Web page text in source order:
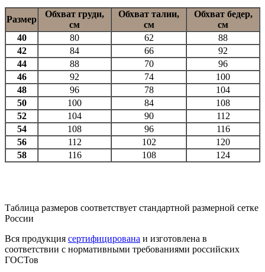
Размер
Обхват груди,
см
Обхват талии,
см
Обхват бедер,
см
40
80 62
88
42
84 66
92
44
88 70
96
46
92 74
100
48
96 78
104
50
100 84
108
52
104 90
112
54
108 96
116
56
112 102
120
58
116 108 124
Таблица размеров соответствует стандартной размерной сетке
России
Вся продукция сертифицирована и изготовлена в
соответствии с нормативными требованиями российских
ГОСТов